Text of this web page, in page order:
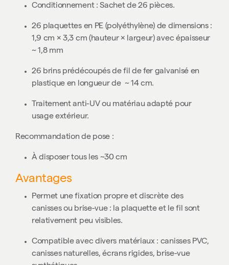
Conditionnement : Sachet de 26 pièces.
26 plaquettes en PE (polyéthylène) de dimensions :
1,9 cm × 3,3 cm (hauteur × largeur) avec épaisseur
~ 1,8 mm
26 brins prédécoupés de fil de fer galvanisé en
plastique en longueur de ~ 14 cm.
Traitement anti-UV ou matériau adapté pour
usage extérieur.
Recommandation de pose :
À disposer tous les ~30 cm
Avantages
Permet une fixation propre et discrète des
canisses ou brise-vue : la plaquette et le fil sont
relativement peu visibles.
Compatible avec divers matériaux : canisses PVC,
canisses naturelles, écrans rigides, brise-vue